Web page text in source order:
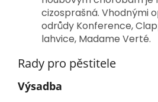
cizosprašná. Vhodnými
odrůdy Konference,
lahvice, Madame Verté.
Rady pro pěstitele
Výsadba